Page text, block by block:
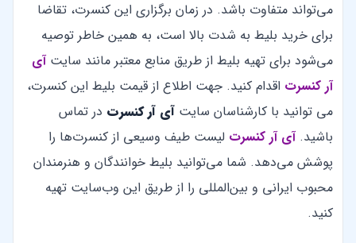
می‌تواند متفاوت باشد. در زمان برگزاری این کنسرت، تقاضا
برای خرید بلیط به شدت بالا است، به همین خاطر توصیه
می‌شود برای تهیه بلیط از طریق منابع معتبر مانند سایتآی
آر کنسرت اقدام کنید. جهت اطلاع از قیمت بلیط این کنسرت،
می توانید با کارشناسان سایت آی آر کنسرت در تماس
باشید.آی آر کنسرت لیست طیف وسیعی از کنسرت‌ها را
پوشش می‌دهد. شما می‌توانید بلیط خوانندگان و هنرمندان
محبوب ایرانی و بین‌المللی را از طریق این وب‌سایت تهیه
کنید.